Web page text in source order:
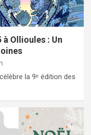
Ollioules : Un
la 9ᵉ édition des